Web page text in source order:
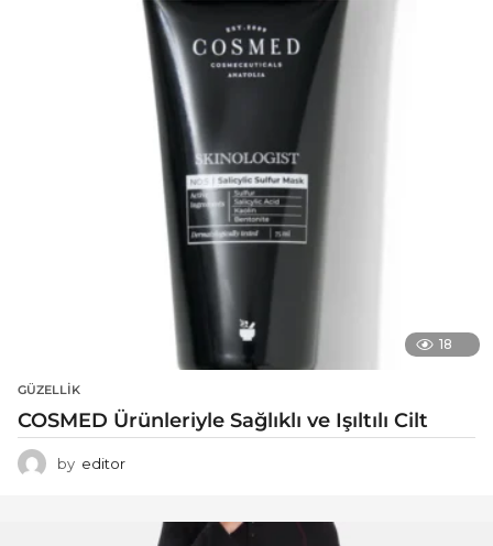
18
GÜZELLIK
COSMED Ürünleriyle Sağlıklı ve Işıltılı Cilt
by editor